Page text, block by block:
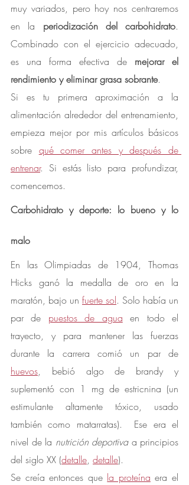
muy variados, pero hoy nos centraremos
en la periodización del carbohidrato.
Combinado con el ejercicio adecuado,
es una forma efectiva de mejorar el
rendimiento y eliminar grasa sobrante.
Si es tu primera aproximación a la
alimentación alrededor del entrenamiento,
empieza mejor por mis artículos básicos
sobre qué comer antes y después de
entrenar. Si estás listo para profundizar,
comencemos.
Carbohidrato y deporte: lo bueno y lo
malo
En las Olimpiadas de 1904, Thomas
Hicks ganó la medalla de oro en la
maratón, bajo un fuerte sol. Solo había un
par de puestos de agua en todo el
trayecto, y para mantener las fuerzas
huevos, bebió algo de brandy y
suplementó con 1 mg de estricnina (un
estimulante altamente tóxico, usado
también como matarratas).  Ese era el
nivel de la nutrición deportiva a principios
del siglo XX (detalle, detalle).
Se creía entonces que la proteína era el